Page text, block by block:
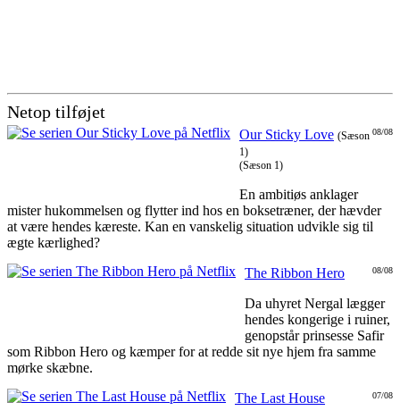
Netop tilføjet
08/08
Our Sticky Love (Sæson
1)
(Sæson 1)
En ambitiøs anklager
mister hukommelsen og flytter ind hos en boksetræner, der hævder
at være hendes kæreste. Kan en vanskelig situation udvikle sig til
ægte kærlighed?
08/08
The Ribbon Hero
Da uhyret Nergal lægger
hendes kongerige i ruiner,
genopstår prinsesse Safir
som Ribbon Hero og kæmper for at redde sit nye hjem fra samme
mørke skæbne.
07/08
The Last House